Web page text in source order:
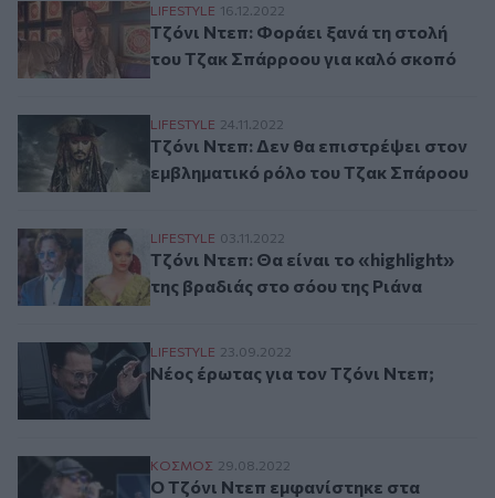
Τζόνι Ντεπ: Φοράει ξανά τη στολή του
LIFESTYLE 16.12.2022
Τζόνι Ντεπ: Φοράει ξανά τη στολή
του Τζακ Σπάρροου για καλό σκοπό
Τζόνι Ντεπ: Δεν θα επιστρέψει στον
LIFESTYLE 24.11.2022
Τζόνι Ντεπ: Δεν θα επιστρέψει στον
εμβληματικό ρόλο του Τζακ Σπάροου
Τζόνι Ντεπ: Θα είναι το «highlight» της
LIFESTYLE 03.11.2022
Τζόνι Ντεπ: Θα είναι το «highlight»
της βραδιάς στο σόου της Ριάνα
Νέος έρωτας για τον Τζόνι Ντεπ;
LIFESTYLE 23.09.2022
Νέος έρωτας για τον Τζόνι Ντεπ;
Ο Τζόνι Ντεπ εμφανίστηκε στα βραβεία
ΚΟΣΜΟΣ 29.08.2022
Ο Τζόνι Ντεπ εμφανίστηκε στα